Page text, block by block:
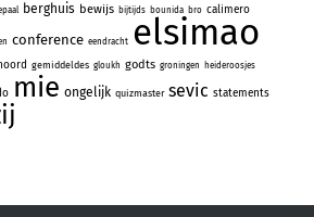
berghuis bewijs bijtijds bounida bro calimero
conference eendracht elsimao
gemiddeldes gloukh godts groningen heideroosjes
mie ongelijk quizmaster sevic statements